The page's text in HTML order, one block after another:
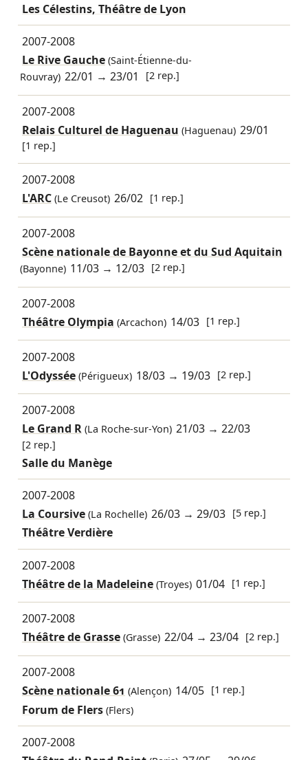
Les Célestins, Théâtre de Lyon
2007-2008
Le Rive Gauche(Saint-Étienne-du-
Rouvray) 22/01 →23/01 [2 rep.]
2007-2008
Relais Culturel de Haguenau (Haguenau) 29/01
[1 rep.]
2007-2008
L'ARC(Le Creusot) 26/02 [1 rep.]
2007-2008
Scène nationale de Bayonne et du Sud Aquitain
(Bayonne) 11/03 → 12/03 [2 rep.]
2007-2008
Théâtre Olympia (Arcachon) 14/03 [1 rep.]
2007-2008
L'Odyssée(Périgueux) 18/03 → 19/03 [2 rep.]
2007-2008
Le Grand R(La Roche-sur-Yon) 21/03 →22/03
[2 rep.]
Salle du Manège
2007-2008
La Coursive(La Rochelle) 26/03 →29/03 [5 rep.]
Théâtre Verdière
2007-2008
Théâtre de la Madeleine(Troyes) 01/04 [1 rep.]
2007-2008
Théâtre de Grasse(Grasse) 22/04 →23/04 [2 rep.]
2007-2008
Scène nationale 61 (Alençon) 14/05 [1 rep.]
Forum de Flers (Flers)
2007-2008